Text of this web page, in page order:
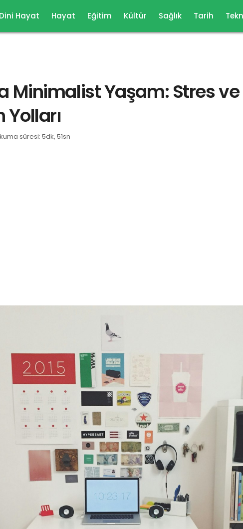
Dini Hayat Hayat Eğitim Kültür Sağlık Tarih
Minimalist Yaşam: Stres ve
Yolları
süresi: 5dk, 51sn